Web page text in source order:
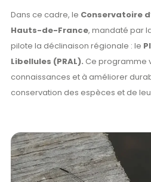
Dans ce cadre, le Conservatoire
Hauts-de-France, mandaté par
pilote la déclinaison régionale : le
Libellules (PRAL). Ce programme
connaissances et à améliorer
conservation des espèces et de